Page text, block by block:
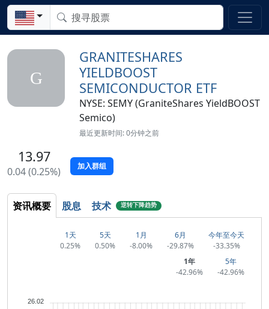
G
GRANITESHARES
YIELDBOOST
SEMICONDUCTOR ETF
NYSE: SEMY (GraniteShares YieldBOOST
Semico)
最近更新时间: 0分钟之前
13.97
0.04 (0.25%) 加入群组
资讯概要 股息 技术 逆转下降趋势
1天
0.25%
5天
0.50%
1月
-8.00%
6月
-29.87%
今年至今天
-33.35%
1年
-42.96%
5年
-42.96%
26.02